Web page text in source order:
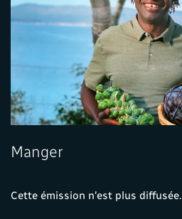
Manger
Cette émission n'est plus diffusée.